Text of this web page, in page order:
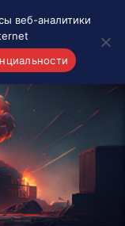
веб-аналитики